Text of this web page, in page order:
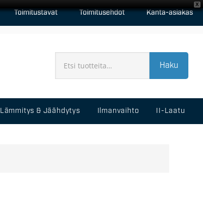
X
Toimitustavat Toimitusehdot Kanta-asiakas
Haku
Lämmitys & Jäähdytys Ilmanvaihto II-Laatu